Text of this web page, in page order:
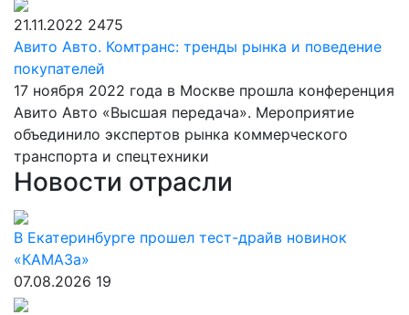
21.11.2022 2475
Авито Авто. Комтранс: тренды рынка и поведение
покупателей
17 ноября 2022 года в Москве прошла конференция
Авито Авто «Высшая передача». Мероприятие
объединило экспертов рынка коммерческого
транспорта и спецтехники
Новости отрасли
В Екатеринбурге прошел тест-драйв новинок
«КАМАЗа»
07.08.2026 19